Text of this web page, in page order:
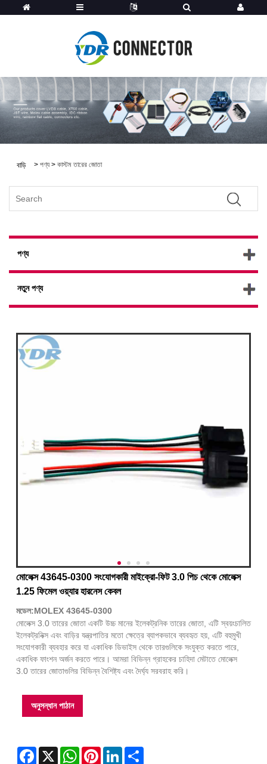
বাড়ি > পণ্য> কাস্টম তারের জোতা
পণ্য
নতুন পণ্য
মোলেক্স 43645-0300 সংযোগকারী মাইক্রো-ফিট 3.0 পিচ থেকে মোলেক্স
1.25 ফিমেল ওয়্যার হারনেস কেবল
মডেল:MOLEX 43645-0300
মোলেক্স 3.0 তারের জোতা একটি উচ্চ মানের ইলেকট্রনিক তারের জোতা, এটি স্বয়ংচালিত
ইলেকট্রনিক্স এবং বাড়ির যন্ত্রপাতির মতো ক্ষেত্রে ব্যাপকভাবে ব্যবহৃত হয়, এটি বহুমুখী
সংযোগকারী ব্যবহার করে যা একাধিক ডিভাইস থেকে তারগুলিকে সংযুক্ত করতে পারে,
একাধিক ফাংশন অর্জন করতে পারে। আমরা বিভিন্ন গ্রাহকের চাহিদা মেটাতে মোলেক্স
3.0 তারের জোতাগুলির বিভিন্ন বৈশিষ্ট্য এবং দৈর্ঘ্য সরবরাহ করি।
অনুসন্ধান পাঠান
Facebook
X WhatsAppPinterestLinkedIn